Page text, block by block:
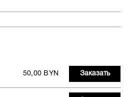
50,00 BYN Заказать